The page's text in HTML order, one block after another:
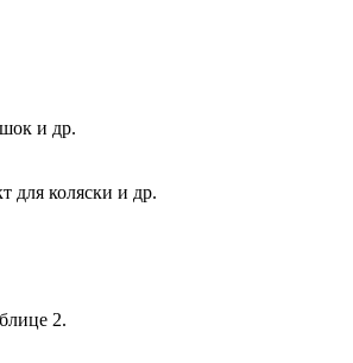
и др.
для коляски и др.
2.